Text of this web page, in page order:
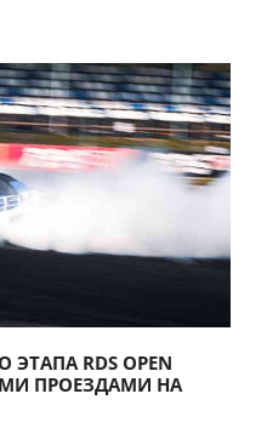
RDS OPEN
ПРОЕЗДАМИ НА